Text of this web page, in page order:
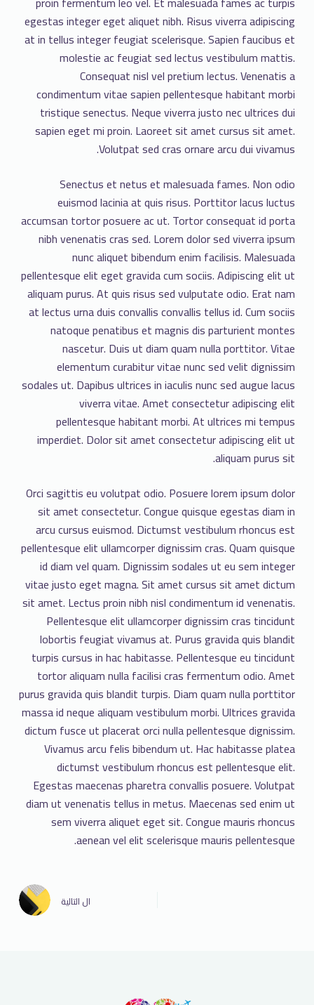
egestas integer eget aliquet nibh. Risus viverra adipiscing
at in tellus integer feugiat scelerisque. Sapien faucibus et
molestie ac feugiat sed lectus vestibulum mattis.
Consequat nisl vel pretium lectus. Venenatis a
condimentum vitae sapien pellentesque habitant morbi
tristique senectus. Neque viverra justo nec ultrices dui
sapien eget mi proin. Laoreet sit amet cursus sit amet.
Volutpat sed cras ornare arcu dui vivamus.
Senectus et netus et malesuada fames. Non odio
euismod lacinia at quis risus. Porttitor lacus luctus
accumsan tortor posuere ac ut. Tortor consequat id porta
nibh venenatis cras sed. Lorem dolor sed viverra ipsum
nunc aliquet bibendum enim facilisis. Malesuada
pellentesque elit eget gravida cum sociis. Adipiscing elit ut
aliquam purus. At quis risus sed vulputate odio. Erat nam
at lectus urna duis convallis convallis tellus id. Cum sociis
natoque penatibus et magnis dis parturient montes
nascetur. Duis ut diam quam nulla porttitor. Vitae
elementum curabitur vitae nunc sed velit dignissim
sodales ut. Dapibus ultrices in iaculis nunc sed augue lacus
viverra vitae. Amet consectetur adipiscing elit
pellentesque habitant morbi. At ultrices mi tempus
imperdiet. Dolor sit amet consectetur adipiscing elit ut
aliquam purus sit.
Orci sagittis eu volutpat odio. Posuere lorem ipsum dolor
sit amet consectetur. Congue quisque egestas diam in
arcu cursus euismod. Dictumst vestibulum rhoncus est
pellentesque elit ullamcorper dignissim cras. Quam quisque
id diam vel quam. Dignissim sodales ut eu sem integer
vitae justo eget magna. Sit amet cursus sit amet dictum
sit amet. Lectus proin nibh nisl condimentum id venenatis.
Pellentesque elit ullamcorper dignissim cras tincidunt
lobortis feugiat vivamus at. Purus gravida quis blandit
turpis cursus in hac habitasse. Pellentesque eu tincidunt
tortor aliquam nulla facilisi cras fermentum odio. Amet
purus gravida quis blandit turpis. Diam quam nulla porttitor
massa id neque aliquam vestibulum morbi. Ultrices gravida
dictum fusce ut placerat orci nulla pellentesque dignissim.
Vivamus arcu felis bibendum ut. Hac habitasse platea
dictumst vestibulum rhoncus est pellentesque elit.
Egestas maecenas pharetra convallis posuere. Volutpat
diam ut venenatis tellus in metus. Maecenas sed enim ut
sem viverra aliquet eget sit. Congue mauris rhoncus
aenean vel elit scelerisque mauris pellentesque.
ال التالية